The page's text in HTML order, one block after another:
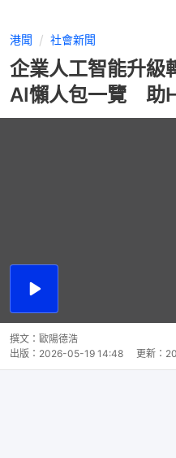
港聞 社會新聞
企業人工智能升級
AI懶人包一覽 助
播
撰文： 歐陽德浩
出版： 2026-05-19 14:48 更新：